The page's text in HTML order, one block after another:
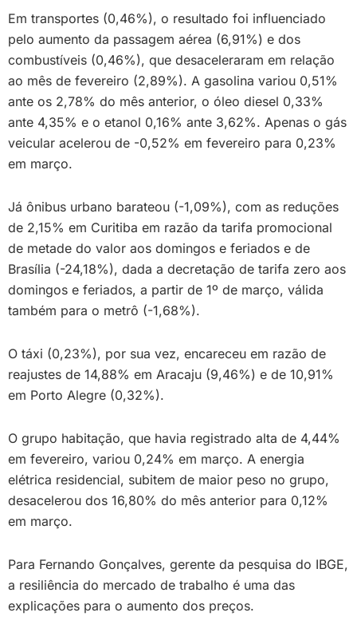
Em transportes (0,46%), o resultado foi influenciado
pelo aumento da passagem aérea (6,91%) e dos
combustíveis (0,46%), que desaceleraram em relação
ao mês de fevereiro (2,89%). A gasolina variou 0,51%
ante os 2,78% do mês anterior, o óleo diesel 0,33%
ante 4,35% e o etanol 0,16% ante 3,62%. Apenas o gás
veicular acelerou de -0,52% em fevereiro para 0,23%
em março.
Já ônibus urbano barateou (-1,09%), com as reduções
de 2,15% em Curitiba em razão da tarifa promocional
de metade do valor aos domingos e feriados e de
Brasília (-24,18%), dada a decretação de tarifa zero aos
domingos e feriados, a partir de 1º de março, válida
também para o metrô (-1,68%).
O táxi (0,23%), por sua vez, encareceu em razão de
reajustes de 14,88% em Aracaju (9,46%) e de 10,91%
em Porto Alegre (0,32%).
O grupo habitação, que havia registrado alta de 4,44%
em fevereiro, variou 0,24% em março. A energia
elétrica residencial, subitem de maior peso no grupo,
desacelerou dos 16,80% do mês anterior para 0,12%
em março.
Para Fernando Gonçalves, gerente da pesquisa do IBGE,
a resiliência do mercado de trabalho é uma das
explicações para o aumento dos preços.